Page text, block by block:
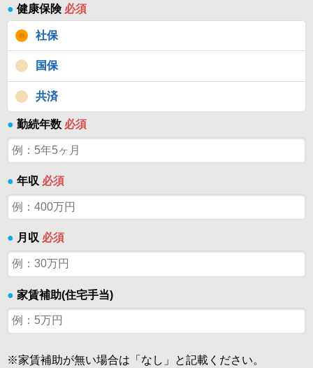
● 健康保険 必須
社保
国保
共済
● 勤続年数 必須
● 年収 必須
● 月収 必須
● 家賃補助(住宅手当)
※家賃補助が無い場合は「なし」と記載ください。